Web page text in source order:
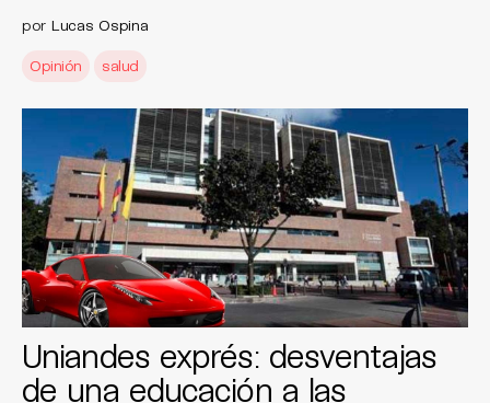
por Lucas Ospina
Opinión salud
Uniandes exprés: desventajas
de una educación a las